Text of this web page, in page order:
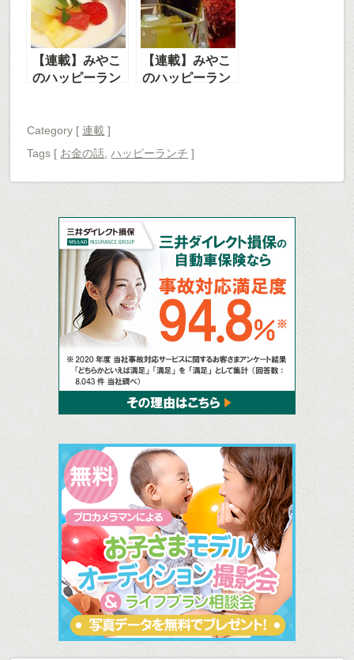
【連載】みやこ
のハッピーラン
【連載】みやこ
のハッピーラン
Category [連載 ]
Tags [ お金の話 ,ハッピーランチ ]